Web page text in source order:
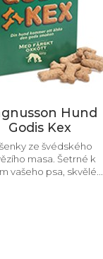
Hund
Godis Kex
ze švédského
masa. Šetrné k
vašeho psa, skvělé...